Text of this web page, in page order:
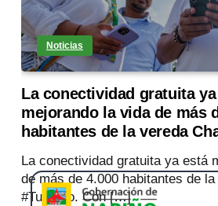
Noticias
La conectividad gratuita
mejorando la vida de más
habitantes de la vereda
La conectividad gratuita ya está
de más de 4.000 habitantes de
#Tumaco. Con […]